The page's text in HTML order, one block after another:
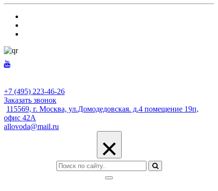
+7 (495) 223-46-26
Заказать звонок
115569, г. Москва, ул.Домодедовская. д.4 помещение 19п,
офис 42А
allovoda@mail.ru
×